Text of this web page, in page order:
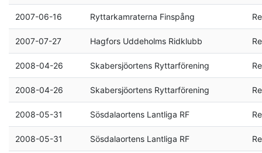
2007-06-16 Ryttarkamraterna Finspång
2007-07-27 Hagfors Uddeholms Ridklubb
2008-04-26 Skabersjöortens Ryttarförening
2008-04-26 Skabersjöortens Ryttarförening
2008-05-31 Sösdalaortens Lantliga RF
2008-05-31 Sösdalaortens Lantliga RF